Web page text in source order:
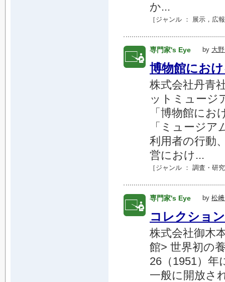
か...
［ジャンル ： 展示 ， 広報
専門家's Eye by 大
博物館にお
株式会社丹青
ットミュージ
「博物館に
「ミュージ
利用者の行動
営におけ...
［ジャンル ： 調査・研究
専門家's Eye by 松
コレクショ
株式会社御木
館> 世界初の
26（1951）年
一般に開放さ